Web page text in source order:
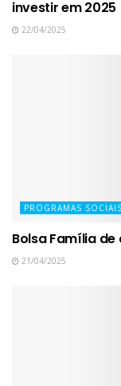
investir em 2025
22/04/2025
PROGRAMAS SOCIAIS
Bolsa Família
21/04/2025